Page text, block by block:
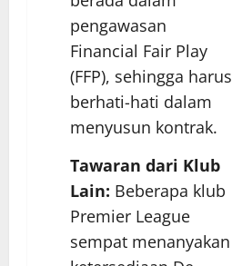
pengawasan
Financial Fair Play
(FFP), sehingga harus
berhati-hati dalam
menyusun kontrak.
Tawaran dari Klub
Lain: Beberapa klub
Premier League
sempat menanyakan